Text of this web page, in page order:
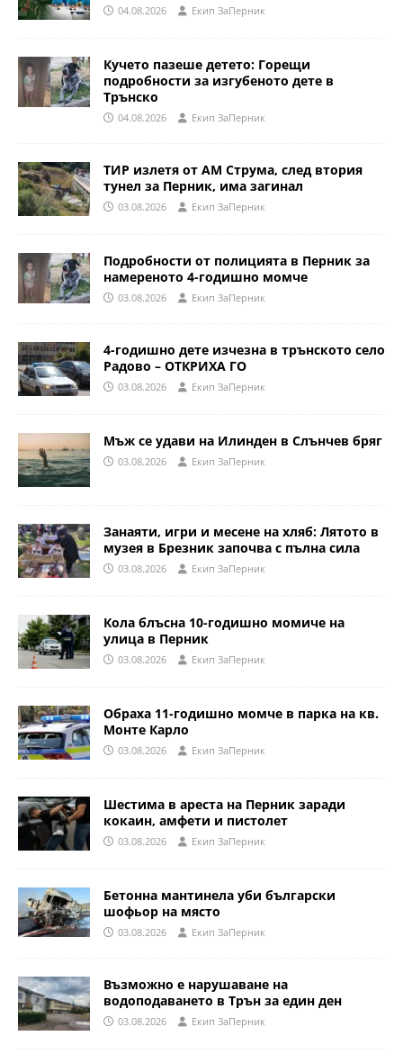
04.08.2026 Eкип ЗаПерник
Кучето пазеше детето: Горещи
подробности за изгубеното дете в
Трънско
04.08.2026 Eкип ЗаПерник
ТИР излетя от АМ Струма, след втория
тунел за Перник, има загинал
03.08.2026 Eкип ЗаПерник
Подробности от полицията в Перник за
намереното 4-годишно момче
03.08.2026 Eкип ЗаПерник
4-годишно дете изчезна в трънското село
Радово – ОТКРИХА ГО
03.08.2026 Eкип ЗаПерник
Мъж се удави на Илинден в Слънчев бряг
03.08.2026 Eкип ЗаПерник
Занаяти, игри и месене на хляб: Лятото в
музея в Брезник започва с пълна сила
03.08.2026 Eкип ЗаПерник
Кола блъсна 10-годишно момиче на
улица в Перник
03.08.2026 Eкип ЗаПерник
Обраха 11-годишно момче в парка на кв.
Монте Карло
03.08.2026 Eкип ЗаПерник
Шестима в ареста на Перник заради
кокаин, амфети и пистолет
03.08.2026 Eкип ЗаПерник
Бетонна мантинела уби български
шофьор на място
03.08.2026 Eкип ЗаПерник
Възможно е нарушаване на
водоподаването в Трън за един ден
03.08.2026 Eкип ЗаПерник